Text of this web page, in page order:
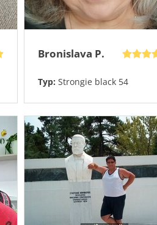
Bronislava P.
Typ: Strongie black 54